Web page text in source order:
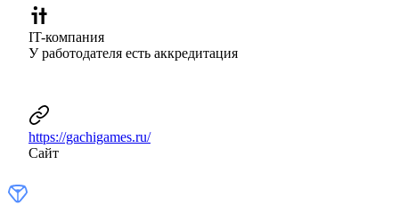
IT-компания
У работодателя есть аккредитация
https://gachigames.ru/
Сайт